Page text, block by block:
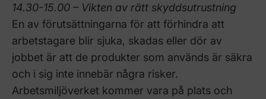
14.30-15.00 – Vikten av rätt skyddsutrustning
En av förutsättningarna för att förhindra att
arbetstagare blir sjuka, skadas eller dör av
jobbet är att de produkter som används är säkra
och i sig inte innebär några risker.
Arbetsmiljöverket kommer vara på plats och